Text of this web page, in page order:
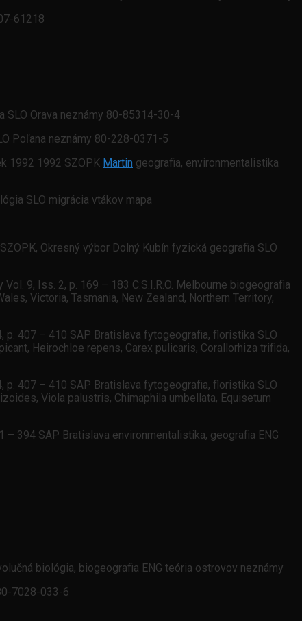
61218
SLO Orava neznámy 80-85314-30-4
Poľana neznámy 80-228-0371-5
1992 1992 SZOPK Martin geografia, environmentalistika
SLO migrácia vtákov mapa
Okresný výbor Dolný Kubín fyzická geografia SLO
9, Iss. 2, p. 169 – 183 C.S.I.R.O. Melbourne biogeografia
Victoria, Tasmania, New Zealand, Northern Territory,
p. 407 – 410 SAP Bratislava fytogeografia, floristika SLO
Heirochloe repens, Carex pulicaris, Corallorhiza trifida,
p. 407 – 410 SAP Bratislava fytogeografia, floristika SLO
Viola palustris, Chimaphila umbellata, Equisetum
– 394 SAP Bratislava environmentalistika, geografia ENG
biológia, biogeografia ENG teória ostrovov neznámy
7028-033-6